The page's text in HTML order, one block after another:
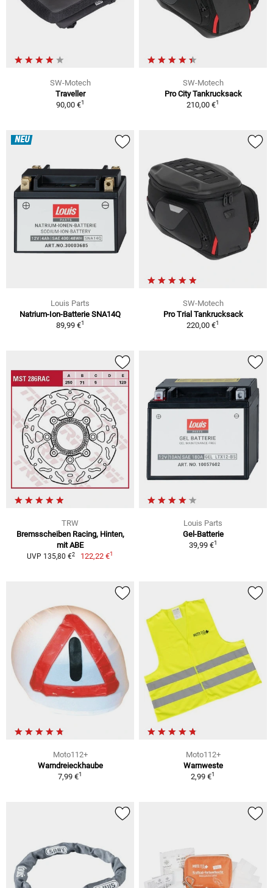
SW-Motech
Traveller
90,00 €1
SW-Motech
Pro City Tankrucksack
210,00 €1
NEU
Louis Parts
Natrium-Ion-Batterie SNA14Q
89,99 €1
SW-Motech
Pro Trial Tankrucksack
220,00 €1
TRW
Bremsscheiben Racing, Hinten,
mit ABE
UVP 135,80 €2 122,22 €1
Louis Parts
Gel-Batterie
39,99 €1
Moto112+
Warndreieckhaube
7,99 €1
Moto112+
Warnweste
2,99 €1